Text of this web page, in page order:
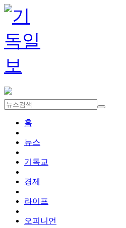
홈
뉴스
기독교
경제
라이프
오피니언